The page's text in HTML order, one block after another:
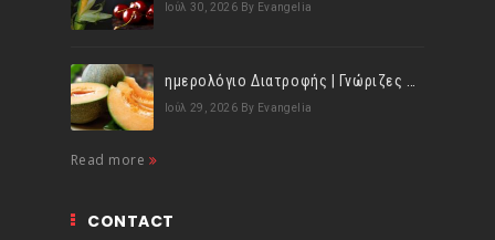
Ιούλ 30, 2026 By Evangelia
Ιούλ 29, 2026 By Evangelia
Read more
CONTACT